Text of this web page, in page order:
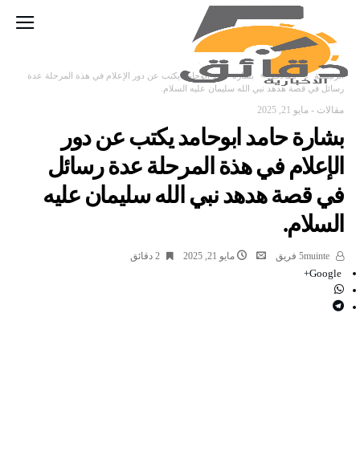
‫الرئيسية‬ مقالات
بشارة حامد ابوحامد يكتب عن دور الإعلام في هذة المرحلة عدة
رسائل في قصة هدهد نبي الله سليمان عليه السلام.
مقالات - مايو 21, 2025
بشارة حامد ابوحامد يكتب عن دور
الإعلام في هذة المرحلة عدة رسائل
في قصة هدهد نبي الله سليمان عليه
السلام.
مايو 21, 2025 2 ‫دقائق‬
Google+